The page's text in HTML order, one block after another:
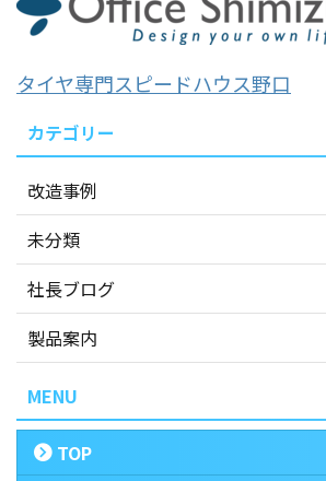
タイヤ専門スピードハウス野口
カテゴリー
改造事例
未分類
社長ブログ
製品案内
MENU
TOP